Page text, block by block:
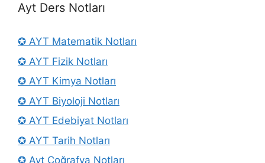
Ayt Ders Notları
✪ AYT Matematik Notları
✪ AYT Fizik Notları
✪ AYT Kimya Notları
✪ AYT Biyoloji Notları
✪ AYT Edebiyat Notları
✪ AYT Tarih Notları
✪ Ayt Coğrafya Notları